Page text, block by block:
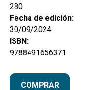
280
Fecha de edición:
30/09/2024
ISBN:
9788491656371
COMPRAR